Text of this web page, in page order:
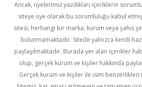
Ancak, üyelerimiz yazdıkları içeriklerin
siteye üye olarak bu sorumluluğu kabul
sitesi, herhangi bir marka, kurum veya şahıs
bulunmamaktadır. Sitede yalnızca kendi
paylaşılmaktadır. Burada yer alan içerikler
olup, gerçek kurum ve kişiler hakkında
Gerçek kurum ve kişiler ile isim